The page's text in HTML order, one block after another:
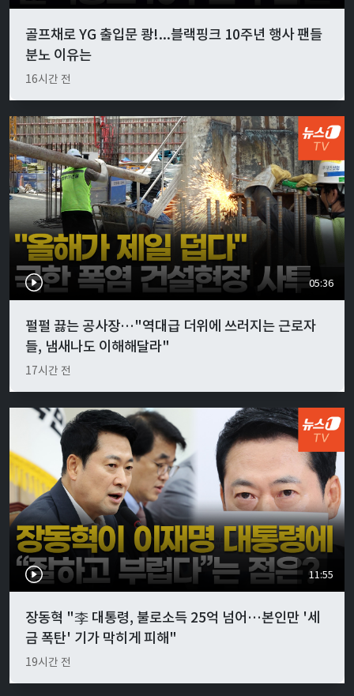
골프채로 YG 출입문 쾅!...블랙핑크 10주년 행사 팬들
분노 이유는
16시간 전
05:36
펄펄 끓는 공사장…"역대급 더위에 쓰러지는 근로자
들, 냄새나도 이해해달라"
17시간 전
11:55
장동혁 "李 대통령, 불로소득 25억 넘어…본인만 '세
금 폭탄' 기가 막히게 피해"
19시간 전